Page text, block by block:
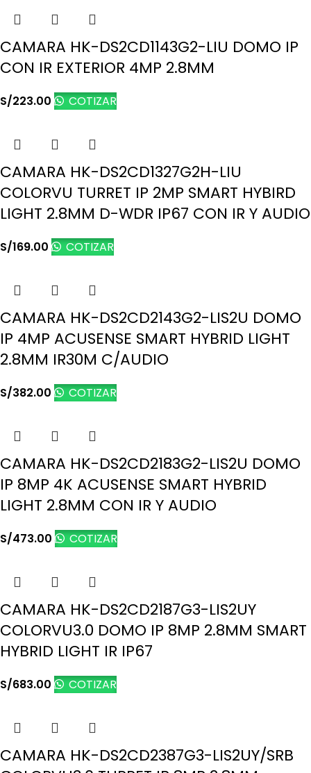
CAMARA HK-DS2CD1143G2-LIU DOMO IP
CON IR EXTERIOR 4MP 2.8MM
S/223.00 COTIZAR
CAMARA HK-DS2CD1327G2H-LIU
COLORVU TURRET IP 2MP SMART HYBIRD
LIGHT 2.8MM D-WDR IP67 CON IR Y AUDIO
S/169.00 COTIZAR
CAMARA HK-DS2CD2143G2-LIS2U DOMO
IP 4MP ACUSENSE SMART HYBRID LIGHT
2.8MM IR30M C/AUDIO
S/382.00 COTIZAR
CAMARA HK-DS2CD2183G2-LIS2U DOMO
IP 8MP 4K ACUSENSE SMART HYBRID
LIGHT 2.8MM CON IR Y AUDIO
S/473.00 COTIZAR
CAMARA HK-DS2CD2187G3-LIS2UY
COLORVU3.0 DOMO IP 8MP 2.8MM SMART
HYBRID LIGHT IR IP67
S/683.00 COTIZAR
CAMARA HK-DS2CD2387G3-LIS2UY/SRB